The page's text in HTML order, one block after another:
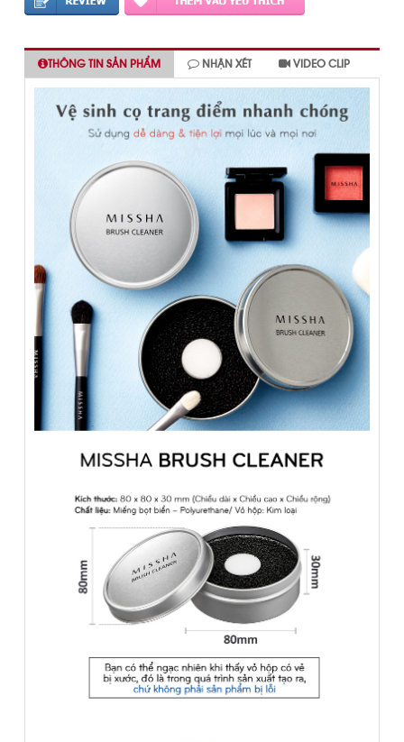
THÔNG TIN SẢN PHẨM NHẬN XÉT VIDEO CLIP